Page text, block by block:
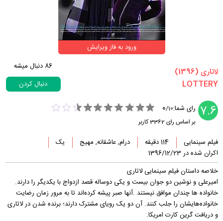
ورود به فاز ویرایش
‏لاتاری‏ (1396)
86 دنبال میشه
دنبال کردن
7.6 رای شما: 0/10
بر اساس رای 3362کاربر
فیلم سینمایی 114 دقیقه درام, عاشقانه, مهیج
یک
اکران شده در 1396/12/23
خلاصه داستان فیلم سینمایی لاتاری
امیرعلی و نوشین دو جوان بیست و یکی دوساله قصد ازدواج با یکدیگر را دارند.
خانواده ها چندان موافق نیستند .آنها صبر پیشه کرده‌اند تا به مرور زمان رضایت
خانواده‌هایشان را جلب کنند. آن دو یک رویای مشترک دارند؛ برنده شدن در لاتاری
و دریافت گرین کارت امریکا.